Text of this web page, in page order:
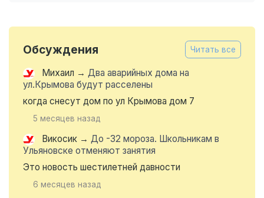
Обсуждения Читать все
Михаил → Два аварийных дома на
ул.Крымова будут расселены
когда снесут дом по ул Крымова дом 7
5 месяцев назад
Викосик → До -32 мороза. Школьникам в
Ульяновске отменяют занятия
Это новость шестилетней давности
6 месяцев назад